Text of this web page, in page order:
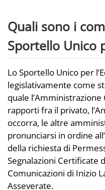
Quali sono i
Sportello Unico
Lo Sportello Unico per
legislativamente come
quale
rapporti fra il privato,
occorra, le altre
pronunciarsi in ordine
della richiesta di
Segnalazioni Certificate
Comunicazioni di Inizio
Asseverate.